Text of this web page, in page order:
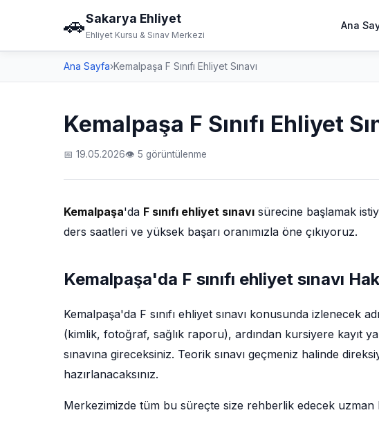
🚗Sakarya Ehliyet
Ehliyet Kursu & Sınav Merkezi
Ana
Ana Sayfa›Kemalpaşa F Sınıfı Ehliyet Sınavı
Kemalpaşa F Sınıfı Ehliyet
📅 19.05.2026👁 5 görüntülenme
Kemalpaşa'da F sınıfı ehliyet sınavı sürecine başlamak
ders saatleri ve yüksek başarı oranımızla öne çıkıyoruz.
Kemalpaşa'da F sınıfı ehliyet sınavı
Kemalpaşa'da F sınıfı ehliyet sınavı konusunda izlenecek
(kimlik, fotoğraf, sağlık raporu), ardından kursiyere kayıt
sınavına gireceksiniz. Teorik sınavı geçmeniz halinde
hazırlanacaksınız.
Merkezimizde tüm bu süreçte size rehberlik edecek uzman